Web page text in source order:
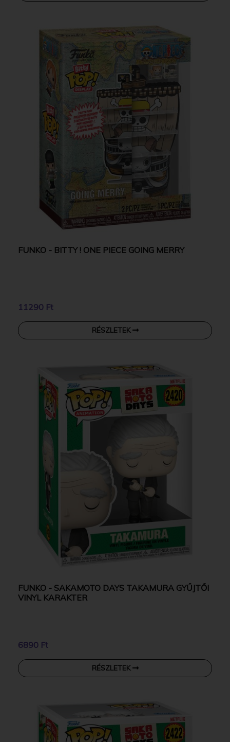
FUNKO - BITTY ! ONE PIECE GOING MERRY
11290 Ft
RÉSZLETEK
FUNKO - SAKAMOTO DAYS TAKAMURA GYŰJTŐI
VINYL KARAKTER
6890 Ft
RÉSZLETEK